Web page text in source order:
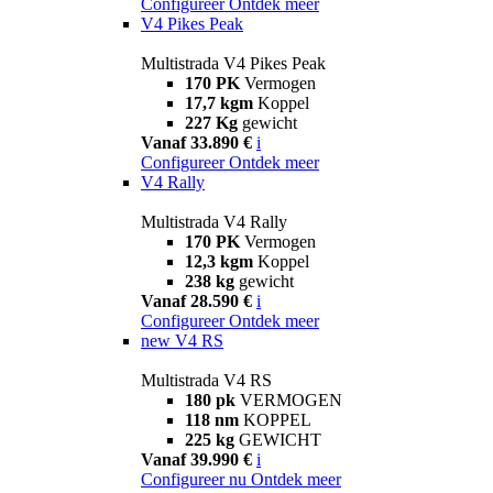
V4 Pikes Peak
Multistrada V4 Pikes Peak
170 PK Vermogen
17,7 kgm Koppel
227 Kg gewicht
Vanaf 33.890 € i
Configureer Ontdek meer
V4 Rally
Multistrada V4 Rally
170 PK Vermogen
12,3 kgm Koppel
238 kg gewicht
Vanaf 28.590 € i
Configureer Ontdek meer
new V4 RS
Multistrada V4 RS
180 pk VERMOGEN
118 nm KOPPEL
225 kg GEWICHT
Vanaf 39.990 € i
Configureer nu Ontdek meer